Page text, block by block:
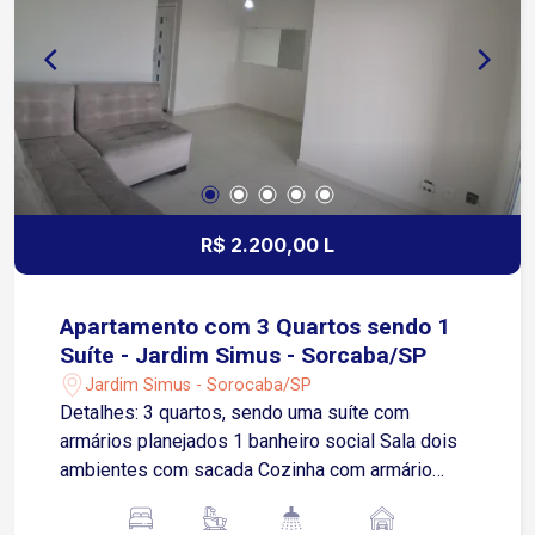
R$ 2.200,00 L
Apartamento com 3 Quartos sendo 1
Suíte - Jardim Simus - Sorcaba/SP
Jardim Simus - Sorocaba/SP
Detalhes: 3 quartos, sendo uma suíte com
armários planejados 1 banheiro social Sala dois
ambientes com sacada Cozinha com armário